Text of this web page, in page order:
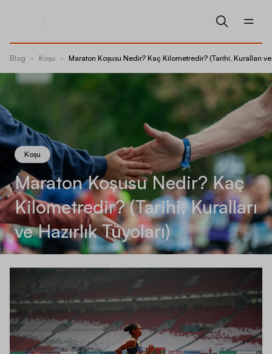
Blog - Koşu - Maraton Koşusu Nedir? Kaç Kilometredir? (Tarihi, Kuralları ve
Koşu
Maraton Koşusu Nedir? Kaç
Kilometredir? (Tarihi, Kuralları
ve Hazırlık Tüyoları)